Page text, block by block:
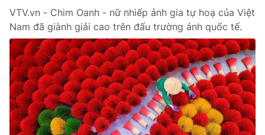
VTV.vn - Chim Oanh - nữ nhiếp ảnh gia tự hoạ của Việt
Nam đã giành giải cao trên đấu trường ảnh quốc tế.